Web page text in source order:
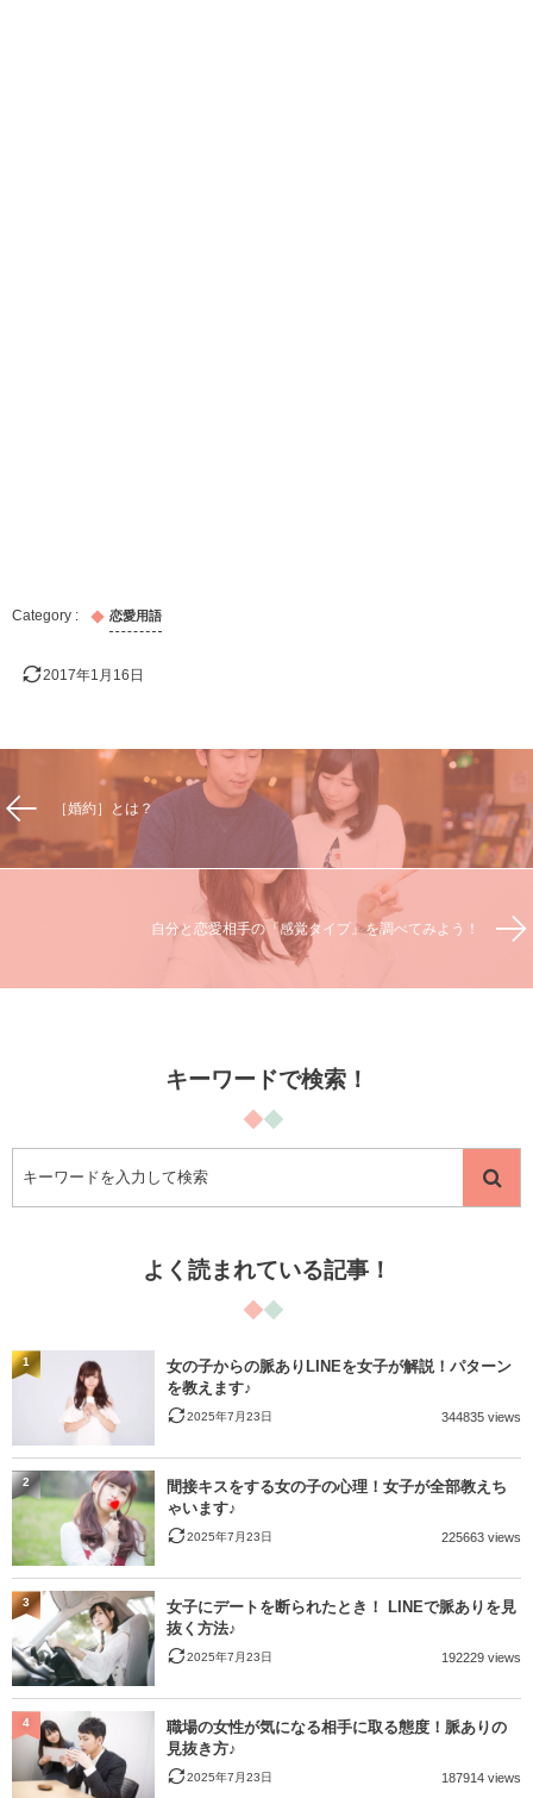
恋愛用語
2017年1月16日
［婚約］とは？
自分と恋愛相手の『感覚タイプ』を調べてみよう！
キーワードで検索！
よく読まれている記事！
女の子からの脈ありLINEを女子が解説！パターン
を教えます♪
2025年7月23日 344835 views
1
間接キスをする女の子の心理！女子が全部教えち
ゃいます♪
2025年7月23日 225663 views
2
女子にデートを断られたとき！ LINEで脈ありを見
抜く方法♪
2025年7月23日 192229 views
3
職場の女性が気になる相手に取る態度！脈ありの
見抜き方♪
2025年7月23日 187914 views
4